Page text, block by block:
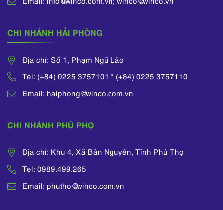
CHI NHÁNH HẢI PHÒNG
Địa chỉ: Số 1, Phạm Ngũ Lão
Tel: (+84) 0225 3757101 * (+84) 0225 3757110
Email: haiphong@winco.com.vn
CHI NHÁNH PHÚ PHỌ
Địa chỉ: Khu 4, Xã Bản Nguyên, Tỉnh Phú Thọ
Tel: 0989.499.265
Email: phutho@winco.com.vn